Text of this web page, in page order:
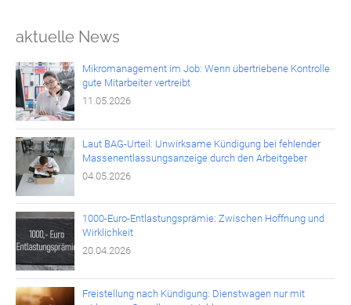
aktuelle News
Mikromanagement im Job: Wenn übertriebene Kontrolle
gute Mitarbeiter vertreibt
11.05.2026
Laut BAG-Urteil: Unwirksame Kündigung bei fehlender
Massenentlassungsanzeige durch den Arbeitgeber
04.05.2026
1000-Euro-Entlastungsprämie: Zwischen Hoffnung und
Wirklichkeit
20.04.2026
Freistellung nach Kündigung: Dienstwagen nur mit